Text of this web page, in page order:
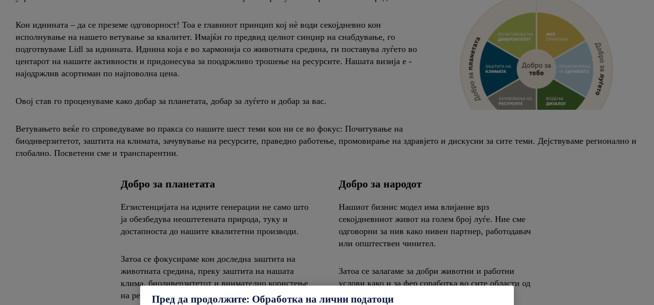
Кон иднината – да се преземе одговорност! Тоа е главниот принцип кој нè води секојдневно кон
исполнување на нашето ветување за квалитет. Имајќи го предвид целиот синџир на снабдување, го
подготвуваме Lidl за иднината. Иднина која е во хармонија со животната средина, ги поставува луѓето во
центарот на нашите активности и придонесува за поодржливо трошење на ресурсите. Нашата визија е -
најодржлив асортиман по најповолна цена.
Овој став го проценуваме како добар за планетата, добар за луѓето и добар за вас.
Ветувањето веќе го спроведуваме во пракса со нашите шест теми кои ни се во фокус: Почитување на
биодиверзитетот, заштита на климата, зачувување на ресурсите, праведно работење, промовирање на здравјето и дискусии за сите теми. Дејствуваме регионално и
глобално. Посветени сме и транспарентни.
Добро за планетата
Eгзистенцијата на идните генерации не само што
ја обезбедува неоштетената природа, туку и
достапноста до нашите квалитетни производи.
Затоа се фокусираме кон доследна заштита на
животната средина, преку заштита на нашата
клима, биодиверзитетот и внимателно користење
на ресурсите.
Добро за народот
Нашиот бизнис модел има влијание врз
секојдневниот живот на голем број луѓе. Ние сме
одговорни за нив како нивен партнер, работодавач
или општествен чинител.
Затоа се залагаме за добри животни и работни
услови како и за фер соработка во сите области од
Пред да продолжите: Обработка на лични податоци